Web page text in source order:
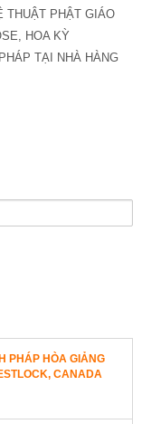
THUẬT PHẬT GIÁO
HOA KỲ
TẠI NHÀ HÀNG
PHÁP HÒA GIẢNG
CANADA